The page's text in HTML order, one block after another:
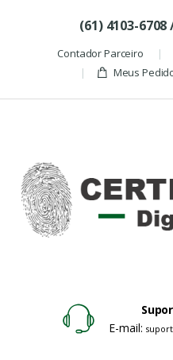
(61) 4103-6708
Contador Parceiro
Meus
E-mail: